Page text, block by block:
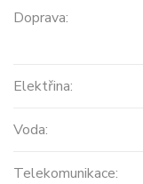
Doprava:
Elektřina:
Voda:
Telekomunikace: